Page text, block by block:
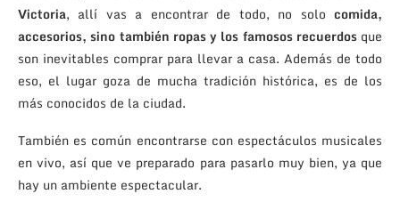
Victoria, allí vas a encontrar de todo, no solo comida,
accesorios, sino también ropas y los famosos recuerdosque
son inevitables comprar para llevar a casa. Además de todo
eso, el lugar goza de mucha tradición histórica, es de los
más conocidos de la ciudad.
También es común encontrarse con espectáculos musicales
en vivo, así que ve preparado para pasarlo muy bien, ya que
hay un ambiente espectacular.